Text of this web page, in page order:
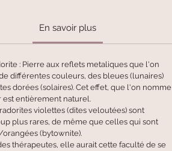
En savoir plus
: Pierre aux reflets metaliques que l'on
différentes couleurs, des bleues (lunaires)
dorées (solaires). Cet effet, que l'on nomme
est entièrement naturel.
violettes (dites veloutées) sont
plus rares, de même que celles qui sont
(bytownite).
thérapeutes, elle aurait cette faculté de se